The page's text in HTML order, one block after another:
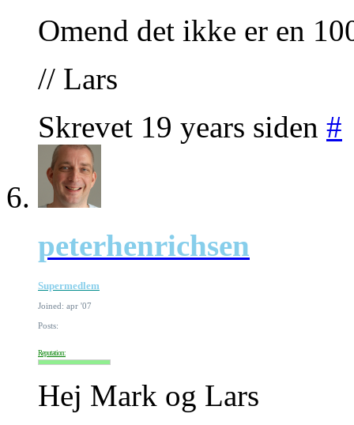
Omend det ikke er en
// Lars
Skrevet 19 years siden #
peterhenrichsen
Supermedlem
Joined: apr '07
Posts:
Reputation:
Hej Mark og Lars